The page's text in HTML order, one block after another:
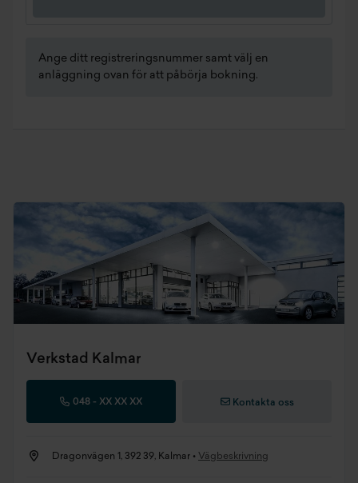
Ange ditt registreringsnummer samt välj en
anläggning ovan för att påbörja bokning.
Verkstad Kalmar
048 - XX XX XX Kontakta oss
Dragonvägen 1, 392 39, Kalmar • Vägbeskrivning